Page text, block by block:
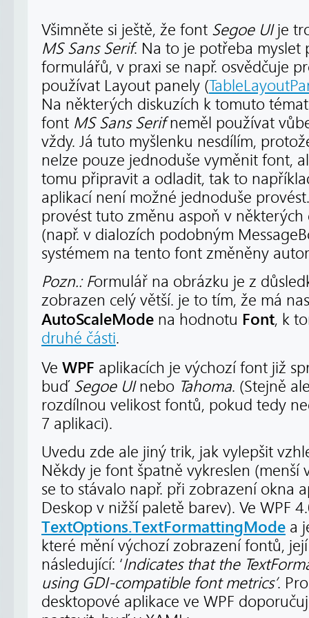
Všimněte si ještě, že font Segoe UIje
MS Sans Serif. Na to je potřeba myslet
formulářů, v praxi se např. osvědčuje
používat Layout panely (
Na některých diskuzích k tomuto
font MS Sans Serifneměl používat
vždy. Já tuto myšlenku nesdílím,
nelze pouze jednoduše vyměnit font,
tomu připravit a odladit, tak to
aplikací není možné jednoduše
provést tuto změnu aspoň v
(např. v dialozích podobným
systémem na tento font změněny
Pozn.: Formulář na obrázku je z
zobrazen celý větší. je to tím, že má
AutoScaleMode na hodnotu Font, k
druhé části.
Ve WPF aplikacích je výchozí font již
buď Segoe UInebo Tahoma. (Stejně
rozdílnou velikost fontů, pokud tedy
7 aplikaci).
Uvedu zde ale jiný trik, jak vylepšit
Někdy je font špatně vykreslen (menší
se to stávalo např. při zobrazení okna
Deskop v nižší paletě barev). Ve WPF
TextOptions.TextFormattingMode a
které mění výchozí zobrazení fontů,
následující: ‘Indicates that the
using GDI-compatible font metrics’.
desktopové aplikace ve WPF